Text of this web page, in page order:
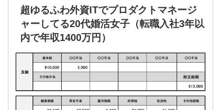
超ゆるふわ外資ITでプロダクトマネージ
ャーしてる20代婚活女子（転職入社3年以
内で年収1400万円）